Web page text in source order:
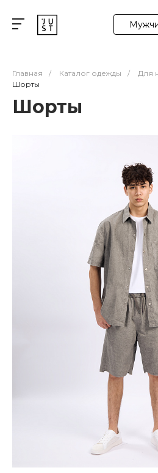
Главная / Каталог одежды / Для
Шорты
Шорты